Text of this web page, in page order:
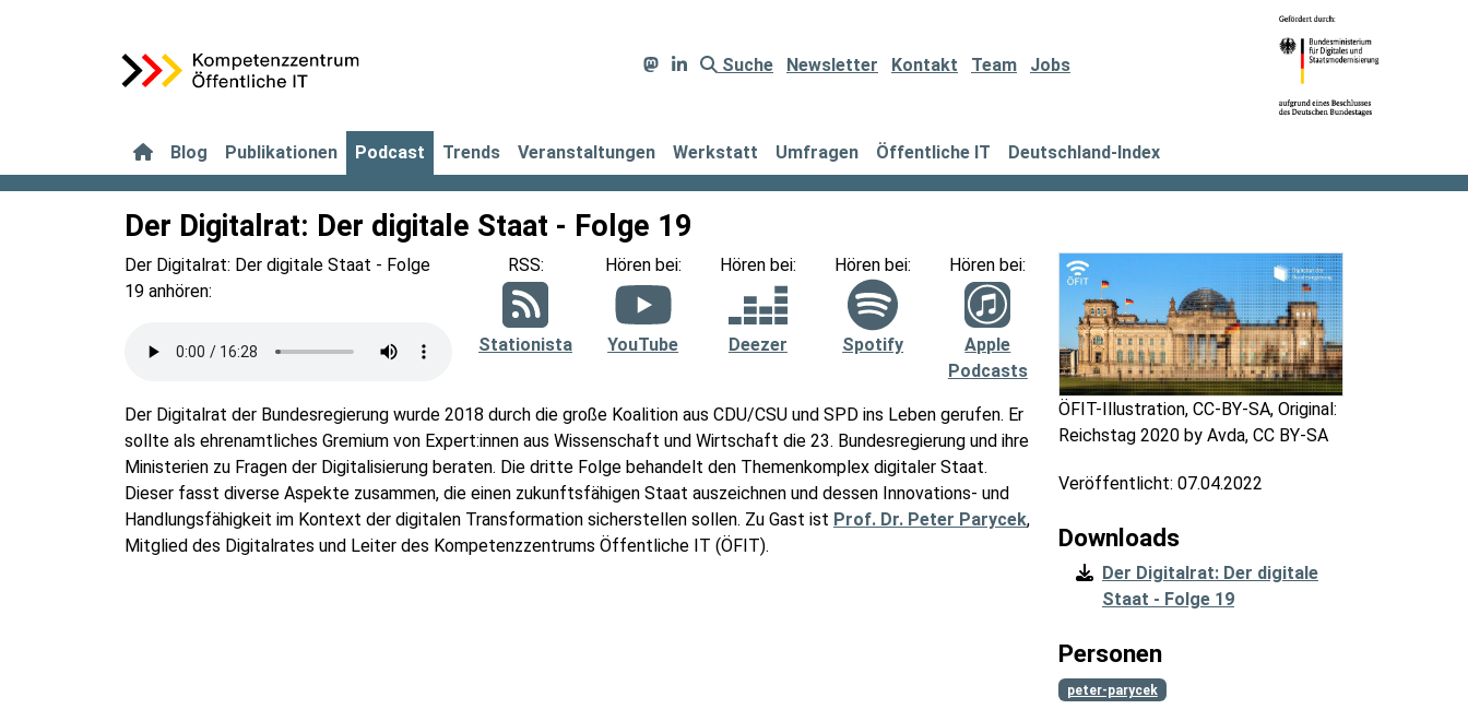
Suche Newsletter Kontakt Team Jobs
Blog Publikationen Podcast Trends Veranstaltungen Werkstatt Umfragen Öffentliche IT Deutschland-Index
Der Digitalrat: Der digitale Staat - Folge 19
Der Digitalrat: Der digitale Staat - Folge
19 anhören:
RSS:
Stationista
Hören bei:
YouTube
Hören bei:
Deezer
Hören bei:
Spotify
Hören bei:
Apple
Podcasts
Der Digitalrat der Bundesregierung wurde 2018 durch die große Koalition aus CDU/CSU und SPD ins Leben gerufen. Er
sollte als ehrenamtliches Gremium von Expert:innen aus Wissenschaft und Wirtschaft die 23. Bundesregierung und ihre
Ministerien zu Fragen der Digitalisierung beraten. Die dritte Folge behandelt den Themenkomplex digitaler Staat.
Dieser fasst diverse Aspekte zusammen, die einen zukunftsfähigen Staat auszeichnen und dessen Innovations- und
Handlungsfähigkeit im Kontext der digitalen Transformation sicherstellen sollen. Zu Gast ist Prof. Dr. Peter Parycek,
Mitglied des Digitalrates und Leiter des Kompetenzzentrums Öffentliche IT (ÖFIT).
ÖFIT-Illustration, CC-BY-SA, Original:
Reichstag 2020 by Avda, CC BY-SA
Veröffentlicht: 07.04.2022
Downloads
Der Digitalrat: Der digitale
Staat - Folge 19
Personen
peter-parycek